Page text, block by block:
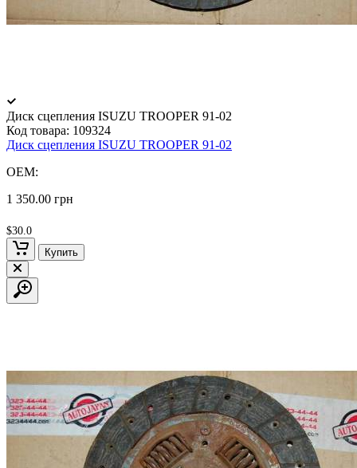
Диск сцепления ISUZU TROOPER 91-02
Код товара: 109324
Диск сцепления ISUZU TROOPER 91-02
OEM:
1 350.00 грн
$30.0
Купить